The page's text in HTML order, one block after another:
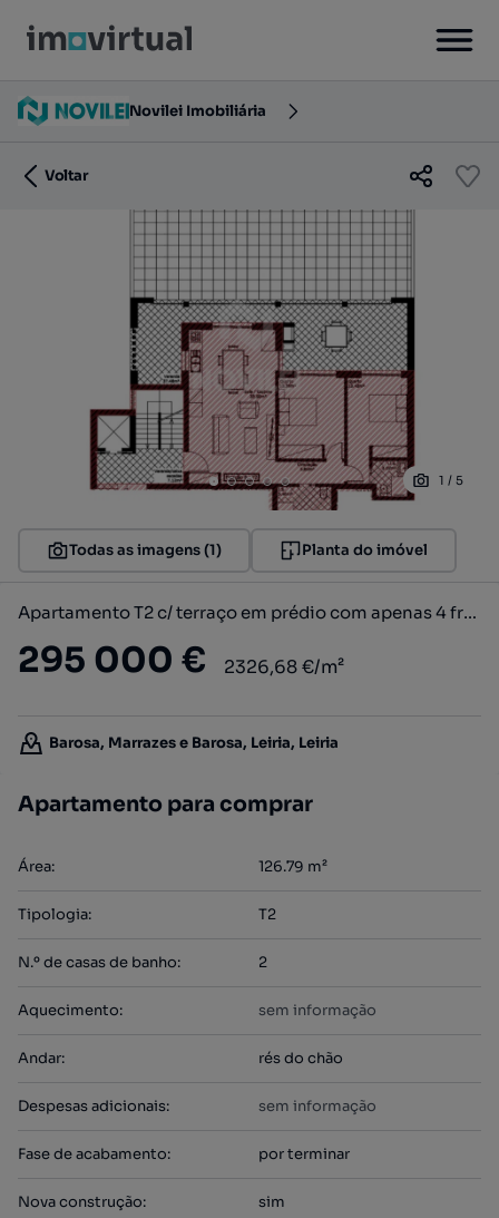
Novilei Imobiliária
Voltar
1 / 5
Todas as imagens (1) Planta do imóvel
Apartamento T2 c/ terraço em prédio com apenas 4 fracções
295 000 € 2326,68 €/m²
Barosa, Marrazes e Barosa, Leiria, Leiria
Apartamento para comprar
Área: 126.79 m²
Tipologia: T2
N.º de casas de banho: 2
Aquecimento: sem informação
Andar: rés do chão
Despesas adicionais: sem informação
Fase de acabamento: por terminar
Nova construção: sim